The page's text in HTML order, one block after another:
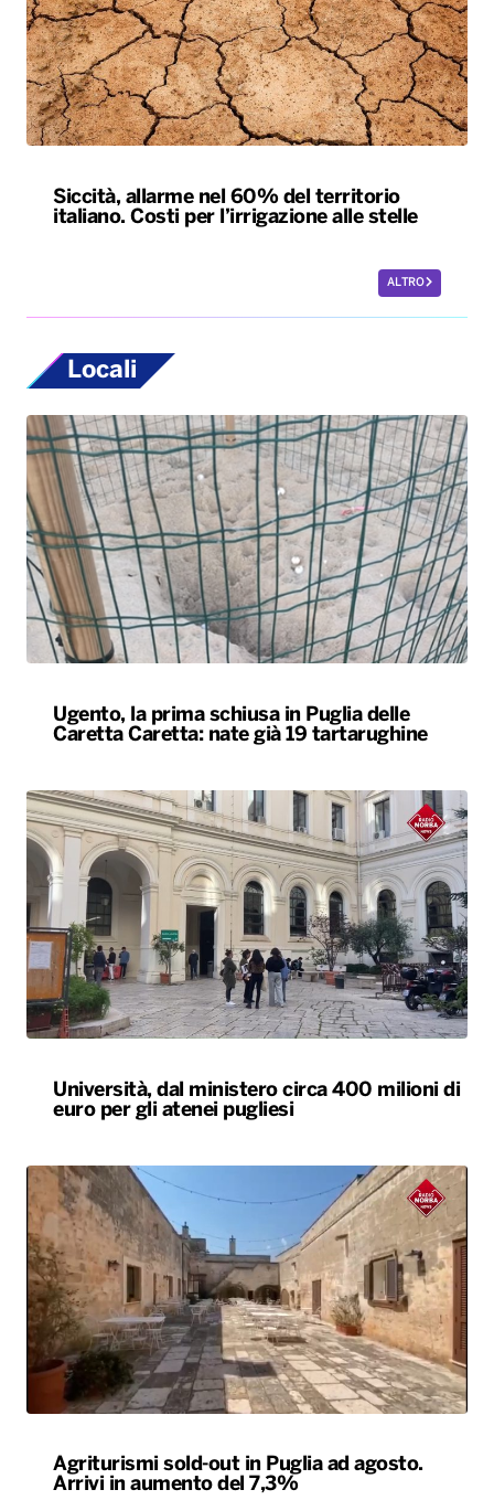
Siccità, allarme nel 60% del territorio
italiano. Costi per l’irrigazione alle stelle
ALTRO
Locali
Ugento, la prima schiusa in Puglia delle
Caretta Caretta: nate già 19 tartarughine
Università, dal ministero circa 400 milioni di
euro per gli atenei pugliesi
Agriturismi sold-out in Puglia ad agosto.
Arrivi in aumento del 7,3%